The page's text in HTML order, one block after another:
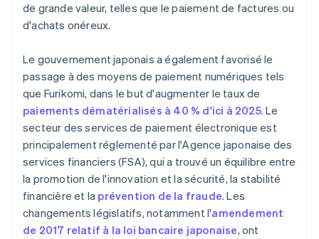
de grande valeur, telles que le paiement de factures ou
d'achats onéreux.
Le gouvernement japonais a également favorisé le
passage à des moyens de paiement numériques tels
que Furikomi, dans le but d'augmenter le taux de
paiements dématérialisés à 40 % d'ici à 2025. Le
secteur des services de paiement électronique est
principalement réglementé par l'Agence japonaise des
services financiers (FSA), qui a trouvé un équilibre entre
la promotion de l'innovation et la sécurité, la stabilité
financière et la prévention de la fraude. Les
changements législatifs, notamment l'amendement
de 2017 relatif à la loi bancaire japonaise, ont